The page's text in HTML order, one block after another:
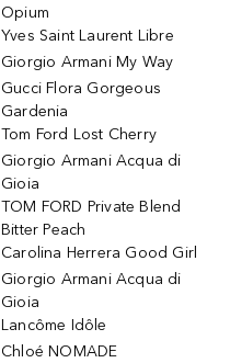
Opium
Yves Saint Laurent Libre
Giorgio Armani My Way
Gucci Flora Gorgeous
Gardenia
Tom Ford Lost Cherry
Giorgio Armani Acqua di
Gioia
TOM FORD Private Blend
Bitter Peach
Carolina Herrera Good Girl
Giorgio Armani Acqua di
Gioia
Lancôme Idôle
Chloé NOMADE